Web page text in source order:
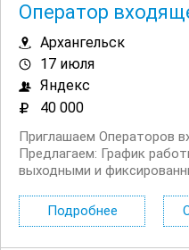
Оператор
Архангельск
17 июля
Яндекс
40 000
Приглашаем Операторов
Предлагаем: График
выходными и
Удалённую работу и
выходными и
Подробнее